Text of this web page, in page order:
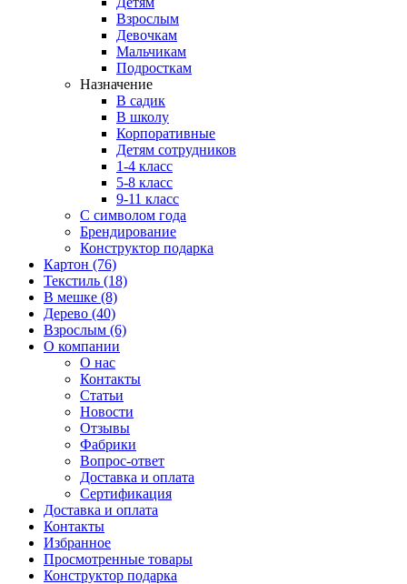
Взрослым
Девочкам
Мальчикам
Подросткам
Назначение
В садик
В школу
Корпоративные
Детям сотрудников
1-4 класс
5-8 класс
9-11 класс
С символом года
Брендирование
Конструктор подарка
Картон (76)
Текстиль (18)
В мешке (8)
Дерево (40)
Взрослым (6)
О компании
О нас
Контакты
Статьи
Новости
Отзывы
Фабрики
Вопрос-ответ
Доставка и оплата
Сертификация
Доставка и оплата
Контакты
Избранное
Просмотренные товары
Конструктор подарка